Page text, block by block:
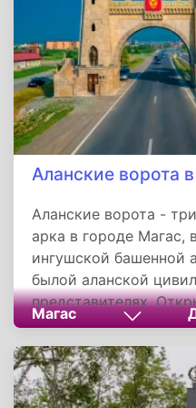
Аланские ворота
Аланские ворота -
арка в городе Магас,
ингушской башенной
былой аланской
представителях.
декабря 2015 года.
Магас